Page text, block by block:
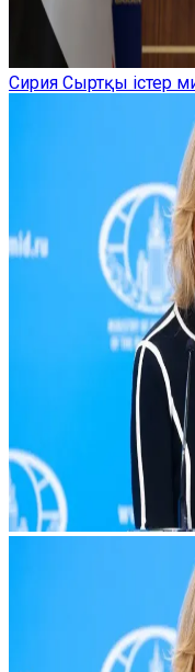
Сирия Сыртқы істер